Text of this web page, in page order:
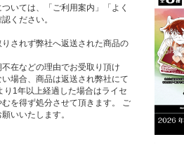
いては、「ご利用案内」「よく
ください。
りされず弊社へ返送された商品の
在などの理由でお受取り頂け
場合、商品は返送され弊社にて
り1年以上経過した場合はライセ
を得ず処分させて頂きます。 ご
いいたします。